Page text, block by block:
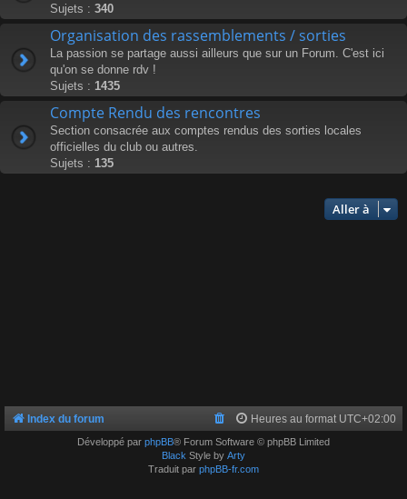
Sujets : 340
Organisation des rassemblements / sorties
La passion se partage aussi ailleurs que sur un Forum. C'est ici
qu'on se donne rdv !
Sujets : 1435
Compte Rendu des rencontres
Section consacrée aux comptes rendus des sorties locales
officielles du club ou autres.
Sujets : 135
Aller à
Index du forum Heures au format UTC+02:00
Développé par phpBB® Forum Software © phpBB Limited
Black Style by Arty
Traduit par phpBB-fr.com